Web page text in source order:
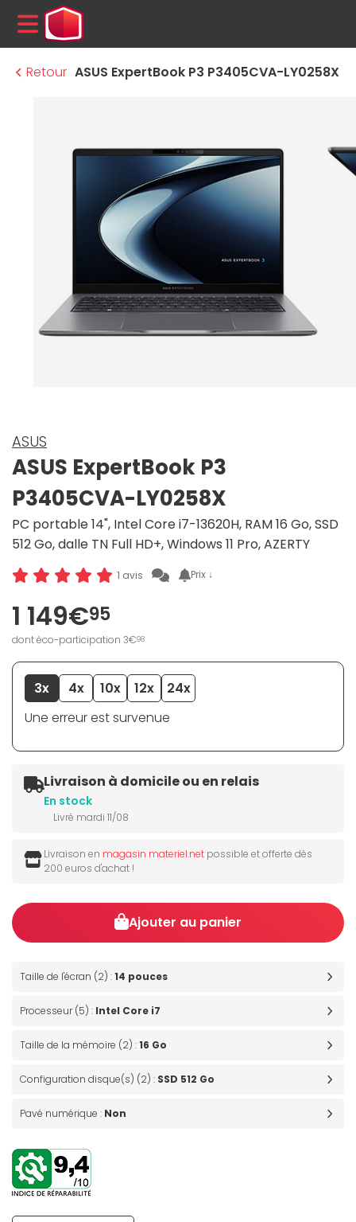
MENU
Retour ASUS ExpertBook P3 P3405CVA-LY0258X
ASUS
ASUS ExpertBook P3
P3405CVA-LY0258X
PC portable 14", Intel Core i7-13620H, RAM 16 Go, SSD
512 Go, dalle TN Full HD+, Windows 11 Pro, AZERTY
1 avis Prix ↓
1 149€95
dont éco-participation 3€98
3x 4x 10x 12x
24x
Une erreur est survenue
Livraison à domicile ou en relais
En stock
Livré mardi 11/08
Livraison en magasin materiel.net possible et offerte dès
200 euros d'achat !
Ajouter au panier
Taille de l'écran (2) :14 pouces
Processeur (5) : Intel Core i7
Taille de la mémoire (2) :16 Go
Configuration disque(s) (2) : SSD 512 Go
Pavé numérique : Non